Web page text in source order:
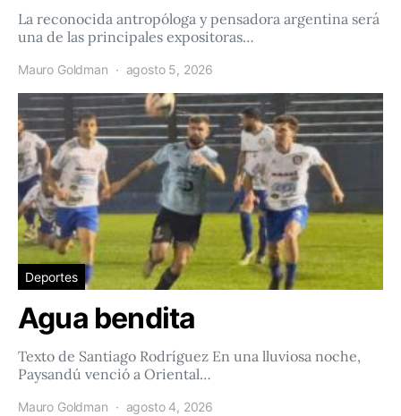
La reconocida antropóloga y pensadora argentina será
una de las principales expositoras…
Mauro Goldman agosto 5, 2026
Deportes
Agua bendita
Texto de Santiago Rodríguez En una lluviosa noche,
Paysandú venció a Oriental…
Mauro Goldman agosto 4, 2026